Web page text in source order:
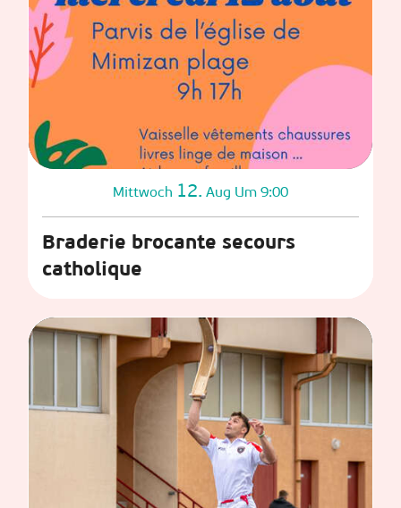
Mittwoch 12. Aug Um 9:00
Braderie brocante secours
catholique